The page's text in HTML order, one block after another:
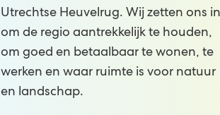
Utrechtse Heuvelrug. Wij zetten ons in
om de regio aantrekkelijk te houden,
om goed en betaalbaar te wonen, te
werken en waar ruimte is voor natuur
en landschap.